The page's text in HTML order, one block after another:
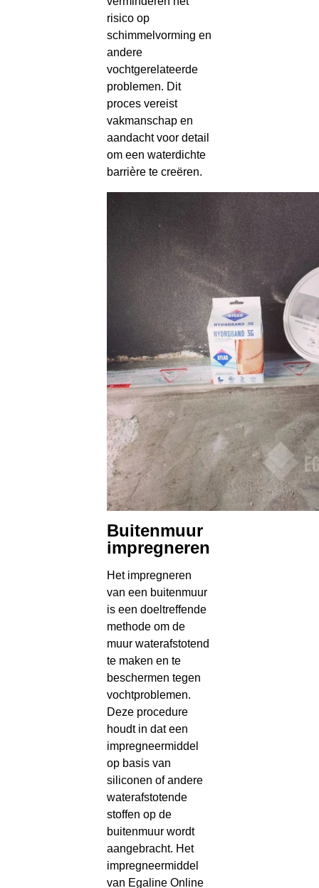
risico op
schimmelvorming en
andere
vochtgerelateerde
problemen. Dit
proces vereist
vakmanschap en
aandacht voor detail
om een waterdichte
barrière te creëren.
Buitenmuur
impregneren
Het impregneren
van een buitenmuur
is een doeltreffende
methode om de
muur waterafstotend
te maken en te
beschermen tegen
vochtproblemen.
Deze procedure
houdt in dat een
impregneermiddel
op basis van
siliconen of andere
waterafstotende
stoffen op de
buitenmuur wordt
aangebracht. Het
impregneermiddel
van Egaline Online